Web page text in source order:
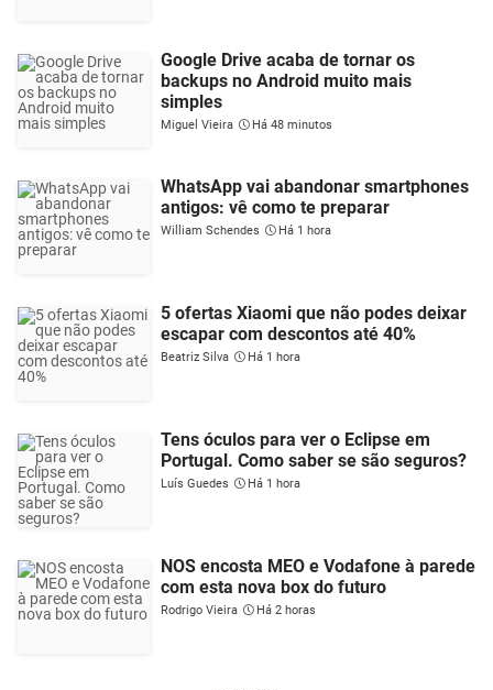
Google Drive acaba de tornar os
backups no Android muito mais
simples
Miguel Vieira Há 48 minutos
WhatsApp vai abandonar smartphones
antigos: vê como te preparar
William Schendes Há 1 hora
5 ofertas Xiaomi que não podes deixar
escapar com descontos até 40%
Beatriz Silva Há 1 hora
Tens óculos para ver o Eclipse em
Portugal. Como saber se são seguros?
Luís Guedes Há 1 hora
NOS encosta MEO e Vodafone à parede
com esta nova box do futuro
Rodrigo Vieira Há 2 horas